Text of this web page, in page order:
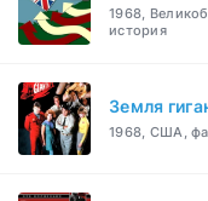
1968,
история
Земля
1968, США,